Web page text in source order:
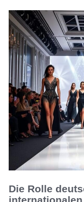
Die Rolle
internationalen